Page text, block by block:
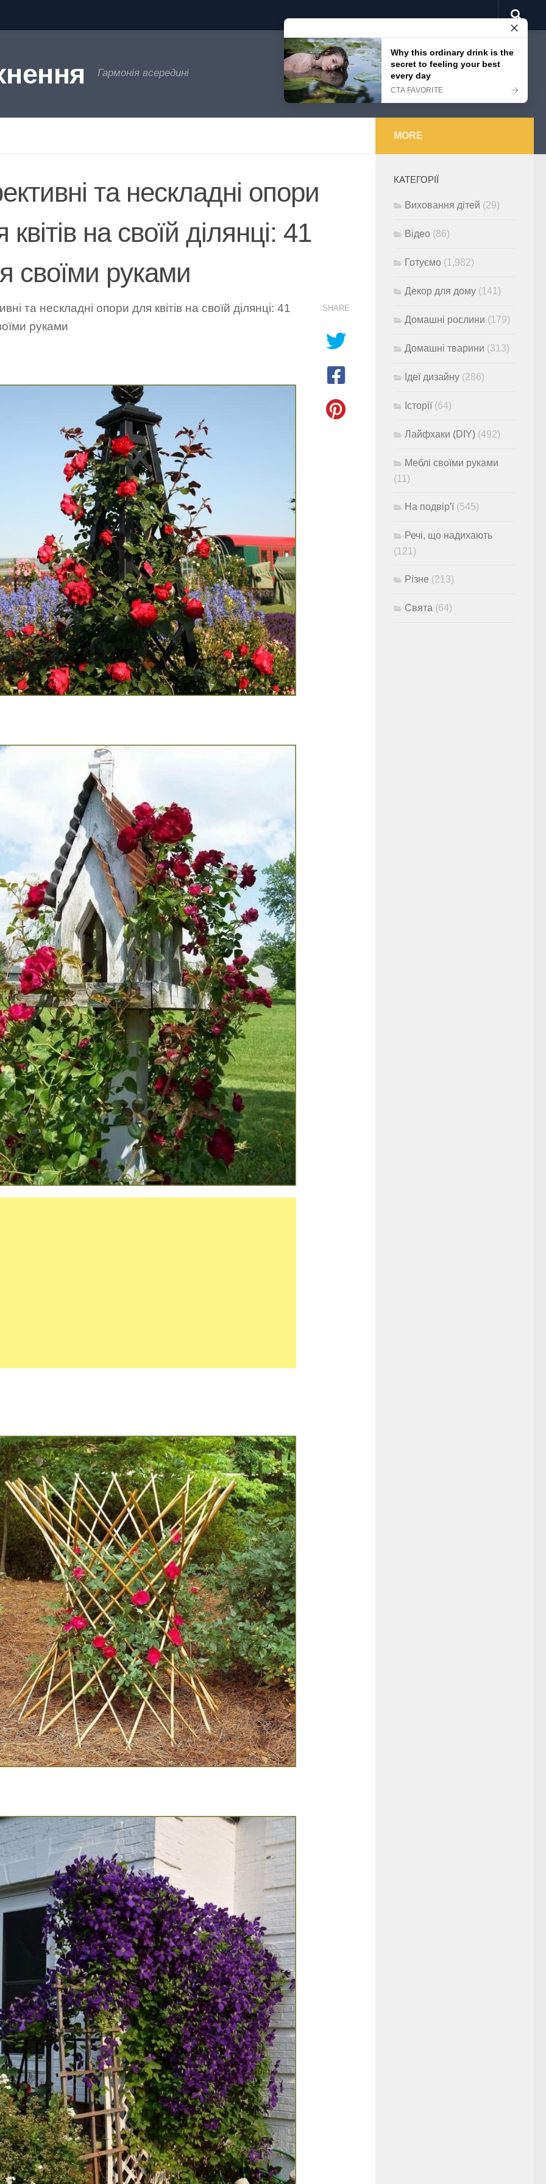
Гармонія всередині
та нескладні опори
квітів на своїй ділянці: 41
своїми руками
та нескладні опори для квітів на своїй ділянці: 41
руками
SHARE
MORE
КАТЕГОРІЇ
Виховання дітей (29)
Відео (86)
Готуємо (1,982)
Декор для дому (141)
Домашні рослини (179)
Домашні тварини (313)
Ідеї дизайну (286)
Історії(64)
Лайфхаки (DIY) (492)
Меблі своїми руками
(11)
На подвір'ї(545)
Речі, що надихають
(121)
Різне (213)
Свята (64)